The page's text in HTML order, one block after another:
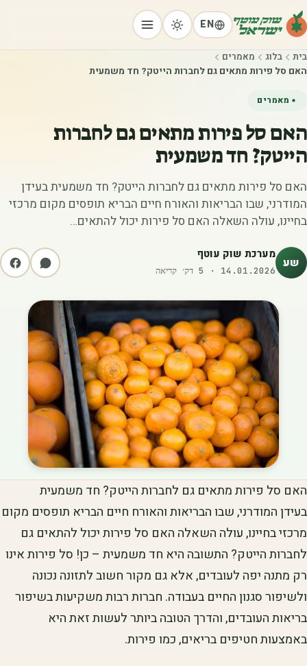
EN
בית בלוג
מאמרים
האם סל פירות מתאים גם לחברות הייטק? חד משמעית
מאמרים
האם סל פירות מתאים גם לחברות
הייטק? חד משמעית
האם סל פירות מתאים גם לחברות הייטק? חד משמעית בעידן
המודרני, שבו הבריאות והאורח חיים הבריא תופסים מקום מרכזי
בחיינו, עולה השאלה האם סל פירות יכול להתאים…
שע מערכת שוק עוטף
14.01.2026
·
5 דק׳ קריאה
האם סל פירות מתאים גם לחברות הייטק? חד משמעית
בעידן המודרני, שבו הבריאות והאורח חיים הבריא תופסים מקום
מרכזי בחיינו, עולה השאלה האם סל פירות יכול להתאים גם
לחברות הייטק? התשובה היא חד משמעית – כן! סל פירות אינו
רק מתנה יפה לעובדים, אלא גם מקור חשוב לתזונה נכונה
ולשיפור סגנון החיים בעבודה. חברות רבות משקיעות בשיפור
בריאות העובדים, והדרך הטובה ביותר לעשות זאת היא
באמצעות חטיפים בריאים, כמו פירות.